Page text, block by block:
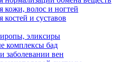
кожи, волос и ногтей
костей и суставов
эликсиры
комплексы бад
заболевании вен